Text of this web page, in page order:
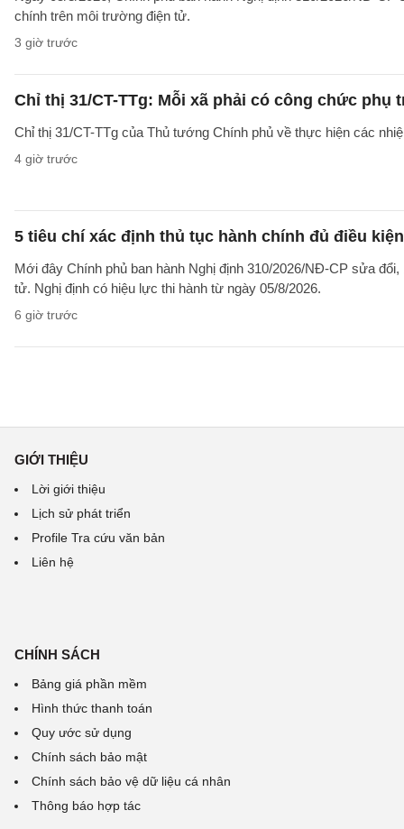
chính trên môi trường điện tử.
3 giờ trước
Chỉ thị 31/CT-TTg: Mỗi xã phải có công chức phụ
Chỉ thị 31/CT-TTg của Thủ tướng Chính phủ về thực hiện các
4 giờ trước
5 tiêu chí xác định thủ tục hành chính đủ điều
Mới đây Chính phủ ban hành Nghị định 310/2026/NĐ-CP sửa
tử. Nghị định có hiệu lực thi hành từ ngày 05/8/2026.
6 giờ trước
GIỚI THIỆU
Lời giới thiệu
Lịch sử phát triển
Profile Tra cứu văn bản
Liên hệ
CHÍNH SÁCH
Bảng giá phần mềm
Hình thức thanh toán
Quy ước sử dụng
Chính sách bảo mật
Chính sách bảo vệ dữ liệu cá nhân
Thông báo hợp tác